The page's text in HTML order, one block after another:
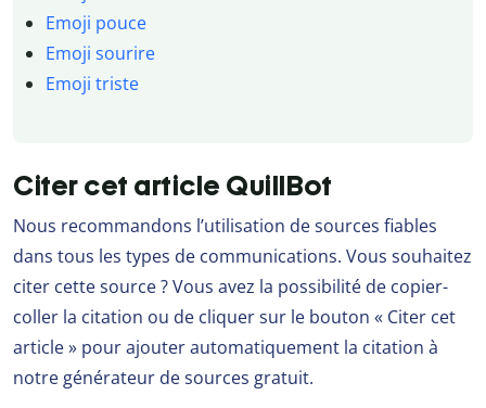
Emoji pouce
Emoji sourire
Emoji triste
Citer cet article QuillBot
Nous recommandons l’utilisation de sources fiables
dans tous les types de communications. Vous souhaitez
citer cette source ? Vous avez la possibilité de copier-
coller la citation ou de cliquer sur le bouton « Citer cet
article » pour ajouter automatiquement la citation à
notre générateur de sources gratuit.